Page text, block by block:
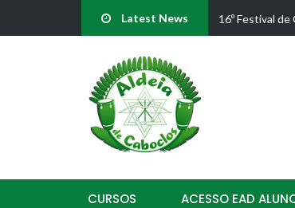
Latest News 16º Festival de
CURSOS ACESSO EAD